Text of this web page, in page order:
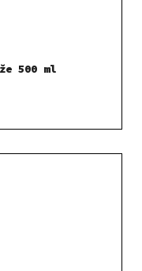
500 ml